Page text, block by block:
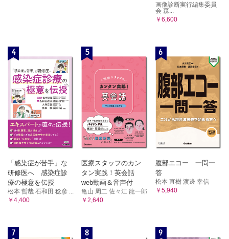
画像診断実行編集委員
会 森...
￥6,600
4
「感染症が苦手」な
研修医へ 感染症診
療の極意を伝授
松本 哲哉 石和田 稔彦 ...
￥4,400
5
医療スタッフのカン
タン実践！英会話
web動画＆音声付
亀山 周二 佐々江 龍一郎
￥2,640
6
腹部エコー 一問一
答
松本 直樹 渡邊 幸信
￥5,940
7 8 9